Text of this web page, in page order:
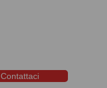
Contattaci